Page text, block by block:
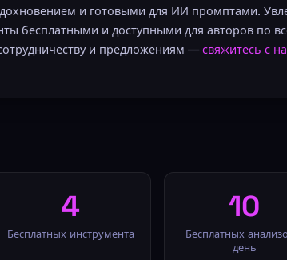
и готовыми для ИИ промптами.
бесплатными и доступными для авторов по
и предложениям —свяжитесь с
4
Бесплатных инструмента
10
Бесплатных
день